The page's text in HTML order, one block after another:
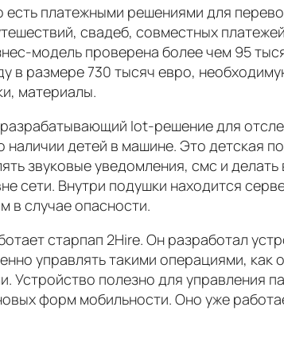
платежными решениями для
свадеб, совместных
модель проверена более чем 95
в размере 730 тысяч евро,
материалы.
Iot-решение для
детей в машине. Это детская
звуковые уведомления, смс и
Внутри подушки находится
в случае опасности.
старпап 2Hire. Он разработал
управлять такими операциями, как
Устройство полезно для управления
форм мобильности. Оно уже